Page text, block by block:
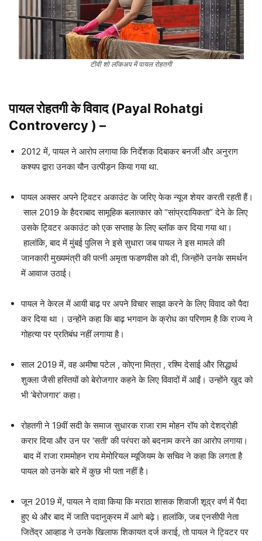
टीवी शो लॉकअप में पायल रोहतगी
पायल रोहतगीके विवाद (Payal Rohatgi
Controvercy ) –
2012 में, पायल ने आरोप लगाया कि निर्देशक दिबाकर बनर्जी और अनुराग
कश्यप द्वारा उनका यौन उत्पीड़न किया गया था.
पायल अक्सर अपने ट्विटर अकाउंट के जरिए फेक न्यूज शेयर करती रहती हैं।
साल 2019 के हैदराबाद सामूहिक बलात्कार को “सांप्रदायिकता” देने के लिए
उसके ट्विटर अकाउंट को एक सप्ताह के लिए ब्लॉक कर दिया गया था।
हालांकि, बाद में मुंबई पुलिस ने इसे सुधारा जब पायल ने इस मामले की
जानकारी मुख्यमंत्री की पत्नी अमृता फडणवीस को दी, जिन्होंने उनके समर्थन
में आवाज उठाई।
पायल ने केरल में आयी बाढ़ पर अपने विचार साझा करने के लिए विवाद को पैदा
कर दिया था । उन्होंने कहा कि बाढ़ भगवान के क्रोध का परिणाम है कि राज्य ने
गोहत्या पर प्रतिबंध नहीं लगाया है।
साल 2019 में, वह अमीषा पटेल , कोएना मित्रा , रश्मि देसाई और सिद्धार्थ
शुक्ला जैसी हस्तियों को बेरोजगार कहने के लिए विवादों में आईं। उन्होंने खुद को
भी ‘बेरोजगार’ कहा।
रोहतगी ने 19वीं सदी के समाज सुधारक राजा राम मोहन रॉय को देशद्रोही
करार दिया और उन पर ‘सती’ की परंपरा को बदनाम करने का आरोप लगाया।
बाद में राजा राममोहन राय मेमोरियल म्यूजियम के सचिव ने कहा कि लगता है
पायल को उनके बारे में कुछ भी पता नहीं है।
जून 2019 में, पायल ने दावा किया कि मराठा शासक शिवाजी शूद्र वर्ण में पैदा
हुए थे और बाद में जाति पदानुक्रम में आगे बढ़े। हालांकि, जब एनसीपी नेता
जितेंद्र आव्हाड ने उनके खिलाफ शिकायत दर्ज कराई, तो पायल ने ट्विटर पर